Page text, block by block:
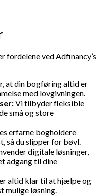
fordelene ved Adfinancy’s
at din bogføring altid er
med lovgivningen.
Vi tilbyder fleksible
små og store
erfarne bogholdere
så du slipper for bøvl.
digitale løsninger,
adgang til dine
altid klar til at hjælpe og
mulige løsning.